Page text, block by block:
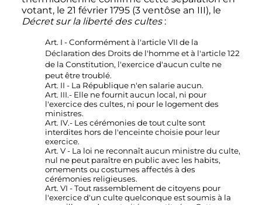
votant, le 21 février 1795 (3 ventôse an III), le
Décret sur la liberté des cultes :
Art. I - Conformément à l'article VII de la
Déclaration des Droits de l'homme et à l'article 122
de la Constitution, l'exercice d'aucun culte ne
peut être troublé.
Art. II - La République n'en salarie aucun.
Art. III.- Elle ne fournit aucun local, ni pour
l'exercice des cultes, ni pour le logement des
ministres.
Art. IV.- Les cérémonies de tout culte sont
interdites hors de l'enceinte choisie pour leur
exercice.
Art. V - La loi ne reconnaît aucun ministre du culte,
nul ne peut paraître en public avec les habits,
ornements ou costumes affectés à des
cérémonies religieuses.
Art. VI - Tout rassemblement de citoyens pour
l'exercice d'un culte quelconque est soumis à la